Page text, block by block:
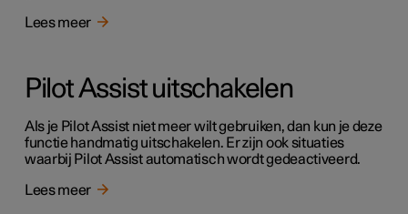
Lees meer
Pilot Assist uitschakelen
Als je Pilot Assist niet meer wilt gebruiken, dan kun je deze
functie handmatig uitschakelen. Er zijn ook situaties
waarbij Pilot Assist automatisch wordt gedeactiveerd.
Lees meer